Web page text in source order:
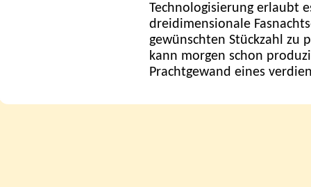
Technologisierung erlaubt
dreidimensionale
gewünschten Stückzahl zu
kann morgen schon
Prachtgewand eines